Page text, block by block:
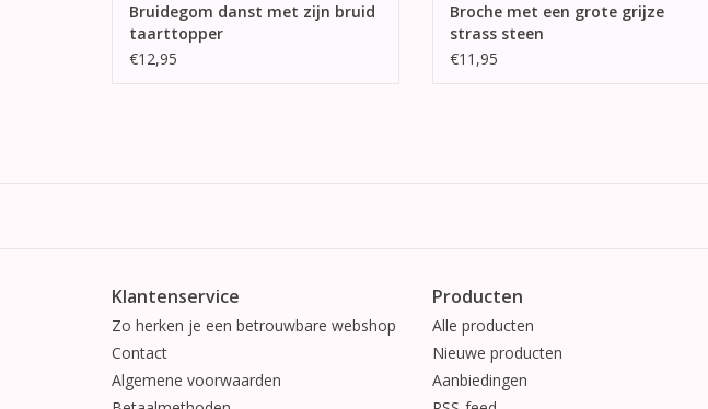
Bruidegom danst met zijn bruid
taarttopper
€12,95
Broche met een grote grijze
strass steen
€11,95
Klantenservice
Zo herken je een betrouwbare webshop
Contact
Algemene voorwaarden
Producten
Alle producten
Nieuwe producten
Aanbiedingen